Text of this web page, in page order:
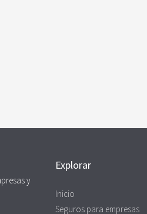
y
Explorar
Inicio
Seguros para empresas